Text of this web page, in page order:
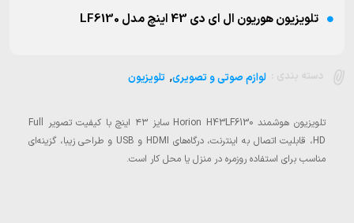
تلویزیون هوریون ال ای دی 43 اینچ مدل LF6130
لوازم صوتی و تصویری, تلویزیون
تلویزیون هوشمند Horion H43LF6130 سایز ۴۳ اینچ با کیفیت تصویر Full
HD، قابلیت اتصال به اینترنت، درگاه‌های HDMI و USB و طراحی زیبا، گزینه‌ای
مناسب برای استفاده روزمره در منزل یا محل کار است.